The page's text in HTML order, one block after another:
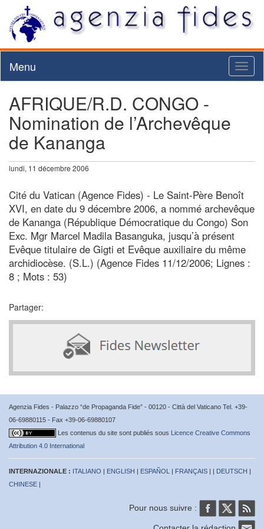
Menu
AFRIQUE/R.D. CONGO -
Nomination de l’Archevêque
de Kananga
lundi, 11 décembre 2006
Cité du Vatican (Agence Fides) - Le Saint-Père Benoît
XVI, en date du 9 décembre 2006, a nommé archevêque
de Kananga (République Démocratique du Congo) Son
Exc. Mgr Marcel Madila Basanguka, jusqu’à présent
Evêque titulaire de Gigti et Evêque auxiliaire du même
archidiocèse. (S.L.) (Agence Fides 11/12/2006; Lignes :
8 ; Mots : 53)
Partager:
Agenzia Fides - Palazzo “de Propaganda Fide” - 00120 - Città del Vaticano Tel. +39-
06-69880115 - Fax +39-06-69880107
Les contenus du site sont publiés sous Licence Creative Commons
Attribution 4.0 International
INTERNAZIONALE : ITALIANO | ENGLISH | ESPAÑOL | FRANÇAIS | | DEUTSCH |
CHINESE |
Pour nous suivre :